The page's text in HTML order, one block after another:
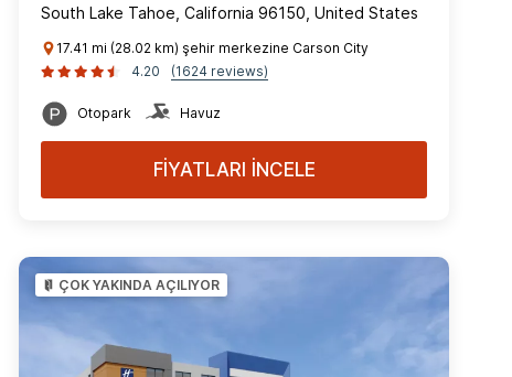
South Lake Tahoe, California 96150, United States
17.41 mi (28.02 km) şehir merkezine Carson City
4.20
(1624 reviews)
Otopark Havuz
FİYATLARI İNCELE
ÇOK YAKINDA AÇILIYOR